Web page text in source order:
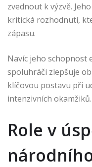
zvednout k výzvě.
kritická rozhodnutí,
zápasu.
Navíc jeho schopnost
spoluhráči zlepšuje
klíčovou postavu při
intenzivních okamžiků.
Role v